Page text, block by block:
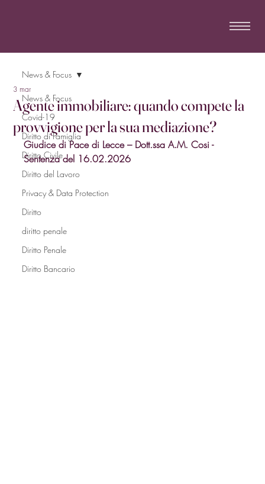
News & Focus
Covid-19
Diritto di Famiglia
Diritto Civile
Diritto del Lavoro
Privacy & Data Protection
Diritto
diritto penale
Diritto Penale
Diritto Bancario
News & Focus
Agente immobiliare: quando compete la
provvigione per la sua mediazione?
3 mar
Giudice di Pace di Lecce – Dott.ssa A.M. Cosi -
Sentenza del 16.02.2026